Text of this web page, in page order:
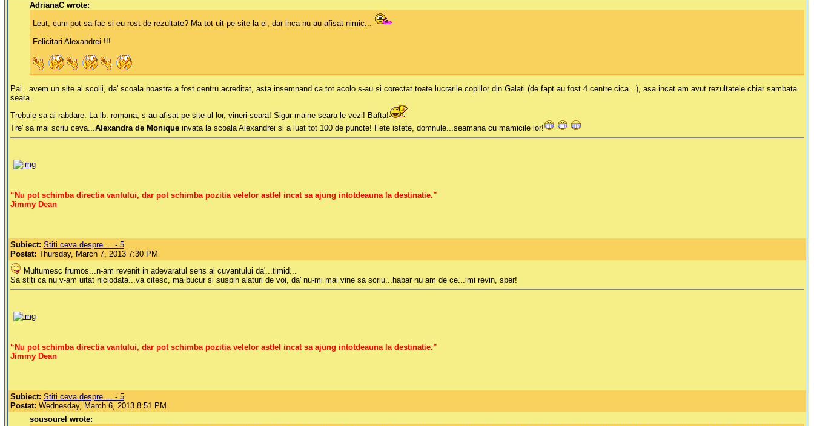
AdrianaC wrote:
Leut, cum pot sa fac si eu rost de rezultate? Ma tot uit pe site la ei, dar inca nu au afisat nimic...
Felicitari Alexandrei !!!
Pai...avem un site al scolii, da' scoala noastra a fost centru acreditat, asta insemnand ca tot acolo s-au si corectat toate lucrarile copiilor din Galati (de fapt au fost 4 centre cica...), asa incat am avut rezultatele chiar sambata
seara.
Trebuie sa ai rabdare. La lb. romana, s-au afisat pe site-ul lor, vineri seara! Sigur maine seara le vezi! Bafta!
Tre' sa mai scriu ceva...Alexandra de Monique invata la scoala Alexandrei si a luat tot 100 de puncte! Fete istete, domnule...seamana cu mamicile lor!
“Nu pot schimba directia vantului, dar pot schimba pozitia velelor astfel incat sa ajung intotdeauna la destinatie.”
Jimmy Dean
Subiect: Stiti ceva despre ... - 5
Postat: Thursday, March 7, 2013 7:30 PM
Multumesc frumos...n-am revenit in adevaratul sens al cuvantului da'...timid...
Sa stiti ca nu v-am uitat niciodata...va citesc, ma bucur si suspin alaturi de voi, da' nu-mi mai vine sa scriu...habar nu am de ce...imi revin, sper!
“Nu pot schimba directia vantului, dar pot schimba pozitia velelor astfel incat sa ajung intotdeauna la destinatie.”
Jimmy Dean
Subiect: Stiti ceva despre ... - 5
Postat: Wednesday, March 6, 2013 8:51 PM
sousourel wrote: